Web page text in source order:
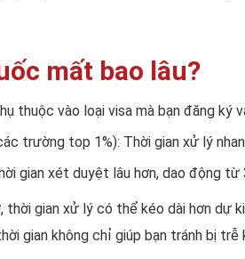
mất bao lâu?
thuộc vào loại visa mà bạn đăng ký
trường top 1%): Thời gian xử lý
gian xét duyệt lâu hơn, dao động
gian xử lý có thể kéo dài hơn dự
gian không chỉ giúp bạn tránh bị